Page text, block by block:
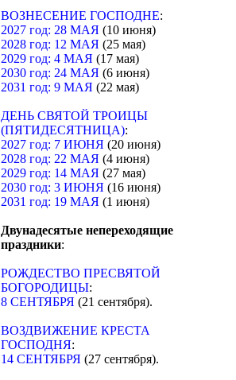
ВОЗНЕСЕНИЕ ГОСПОДНЕ:
2027 год: 28 МАЯ (10 июня)
2028 год: 12 МАЯ (25 мая)
2029 год: 4 МАЯ (17 мая)
2030 год: 24 МАЯ (6 июня)
2031 год: 9 МАЯ (22 мая)
ДЕНЬ СВЯТОЙ ТРОИЦЫ
(ПЯТИДЕСЯТНИЦА):
2027 год: 7 ИЮНЯ (20 июня)
2028 год: 22 МАЯ (4 июня)
2029 год: 14 МАЯ (27 мая)
2030 год: 3 ИЮНЯ (16 июня)
2031 год: 19 МАЯ (1 июня)
Двунадесятые непереходящие
праздники:
РОЖДЕСТВО ПРЕСВЯТОЙ
БОГОРОДИЦЫ:
8 СЕНТЯБРЯ (21 сентября).
ВОЗДВИЖЕНИЕ КРЕСТА
ГОСПОДНЯ:
14 СЕНТЯБРЯ (27 сентября).